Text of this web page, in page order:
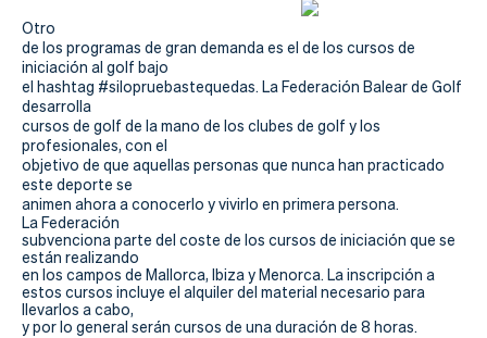
Otro
de los programas de gran demanda es el de los cursos de
iniciación al golf bajo
el hashtag #silopruebastequedas. La Federación Balear de Golf
desarrolla
cursos de golf de la mano de los clubes de golf y los
profesionales, con el
objetivo de que aquellas personas que nunca han practicado
este deporte se
animen ahora a conocerlo y vivirlo en primera persona.
La Federación
subvenciona parte del coste de los cursos de iniciación que se
están realizando
en los campos de Mallorca, Ibiza y Menorca. La inscripción a
estos cursos incluye el alquiler del material necesario para
llevarlos a cabo,
y por lo general serán cursos de una duración de 8 horas.